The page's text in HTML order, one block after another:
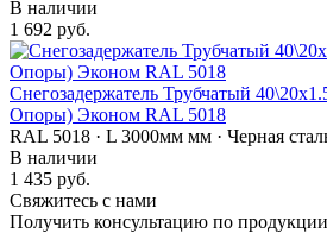
В наличии
1 692 руб.
Снегозадержатель Трубчатый
Опоры) Эконом RAL 5018
RAL 5018 · L 3000мм мм · Черная
В наличии
1 435 руб.
Свяжитесь с нами
Получить консультацию по продукции